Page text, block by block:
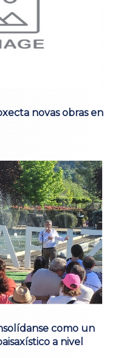
novas obras en
como un
a nivel